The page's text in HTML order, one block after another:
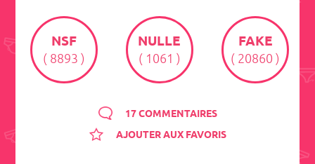
NSF
( 8893 )
NULLE
( 1061 )
FAKE
( 20860 )
17 COMMENTAIRES
AJOUTER AUX FAVORIS